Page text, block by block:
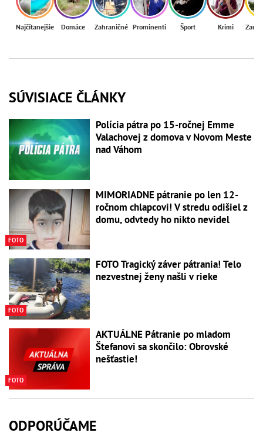
Najčítanejšie Domáce Zahraničné Prominenti Šport Krimi
SÚVISIACE ČLÁNKY
Polícia pátra po 15-ročnej Emme
Valachovej z domova v Novom Meste
nad Váhom
FOTO
MIMORIADNE pátranie po len 12-
ročnom chlapcovi! V stredu odišiel z
domu, odvtedy ho nikto nevidel
FOTO
FOTO Tragický záver pátrania! Telo
nezvestnej ženy našli v rieke
FOTO
AKTUÁLNE Pátranie po mladom
Štefanovi sa skončilo: Obrovské
nešťastie!
ODPORÚČAME